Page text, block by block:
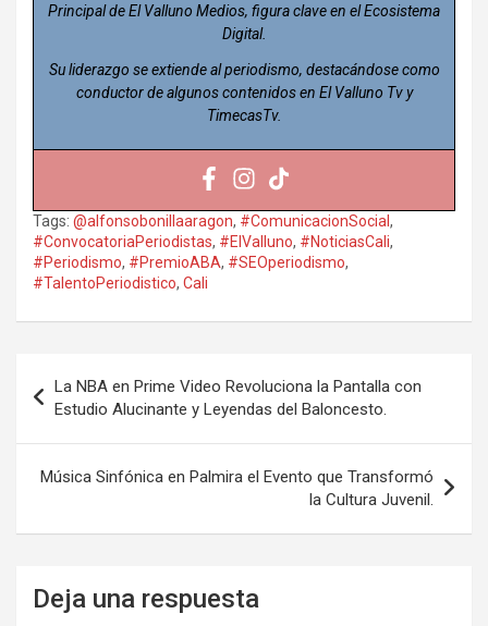
Principal de El Valluno Medios, figura clave en el Ecosistema
Digital.
Su liderazgo se extiende al periodismo, destacándose como
conductor de algunos contenidos en El Valluno Tv y
TimecasTv.
Tags: @alfonsobonillaaragon, #ComunicacionSocial ,
#ConvocatoriaPeriodistas, #ElValluno, #NoticiasCali,
#Periodismo, #PremioABA, #SEOperiodismo,
#TalentoPeriodistico, Cali
de
entradas
La NBA en Prime Video Revoluciona la Pantalla con
Estudio Alucinante y Leyendas del Baloncesto.
Música Sinfónica en Palmira el Evento que Transformó
la Cultura Juvenil.
Deja una respuesta